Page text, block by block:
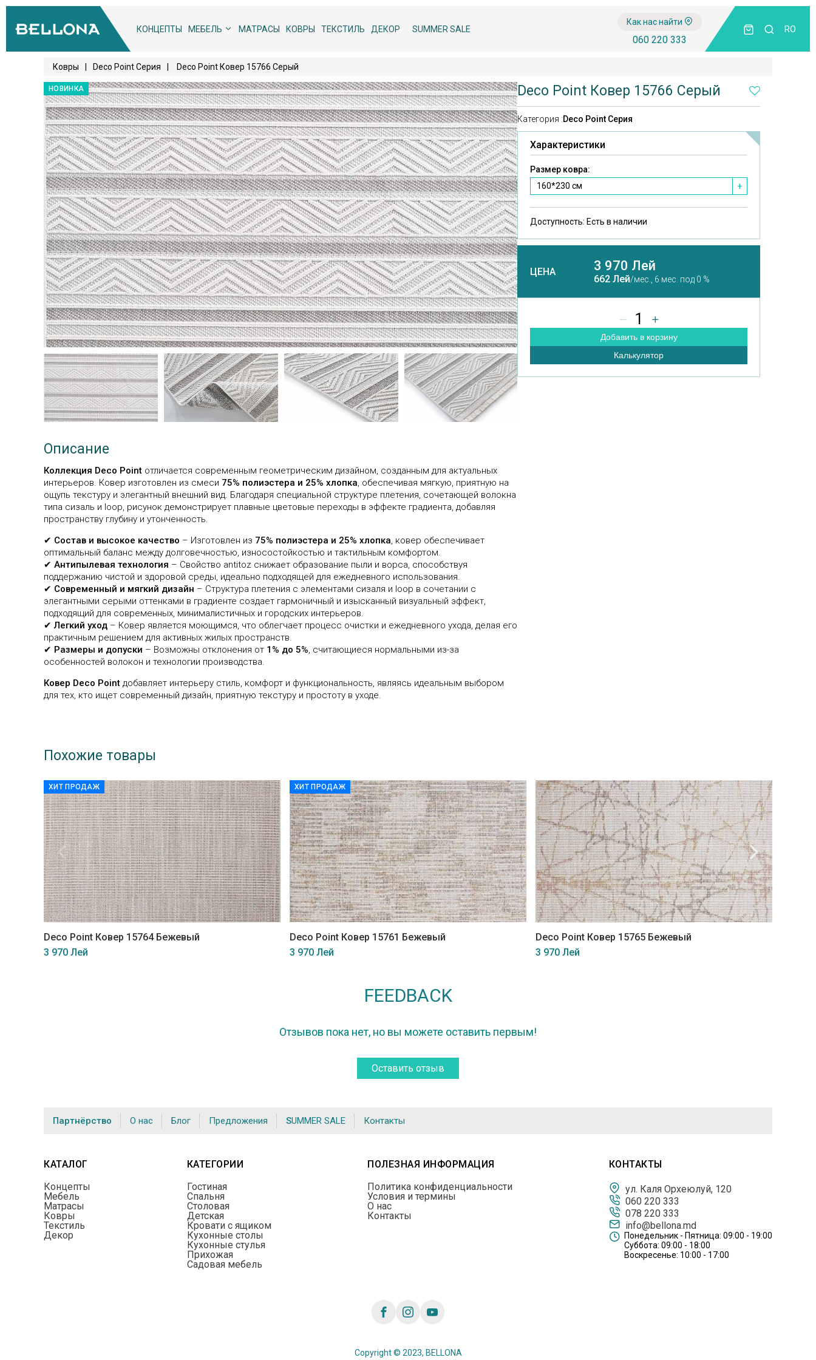
КОНЦЕПТЫ МЕБЕЛЬ МАТРАСЫ КОВРЫ ТЕКСТИЛЬ ДЕКОР SUMMER SALE
Как нас найти
060 220 333
RO
Ковры Deco Point Серия Deco Point Ковер 15766 Серый
НОВИНКА Deco Point Ковер 15766 Серый
Категория :Deco Point Серия
Характеристики
Размер ковра:
160*230 см
+
Доступность: Есть в наличии
ЦЕНА 3 970 Лей
662 Лей/мес., 6 мес. под 0 %
1
Добавить в корзину
Калькулятор
Описание
Коллекция Deco Point отличается современным геометрическим дизайном, созданным для актуальных
интерьеров. Ковер изготовлен из смеси 75% полиэстера и 25% хлопка , обеспечивая мягкую, приятную на
ощупь текстуру и элегантный внешний вид. Благодаря специальной структуре плетения, сочетающей волокна
типа сизаль и loop, рисунок демонстрирует плавные цветовые переходы в эффекте градиента, добавляя
пространству глубину и утонченность.
✔ Состав и высокое качество – Изготовлен из 75% полиэстера и 25% хлопка , ковер обеспечивает
оптимальный баланс между долговечностью, износостойкостью и тактильным комфортом.
✔ Антипылевая технология – Свойство antitoz снижает образование пыли и ворса, способствуя
поддержанию чистой и здоровой среды, идеально подходящей для ежедневного использования.
✔ Современный и мягкий дизайн – Структура плетения с элементами сизаля и loop в сочетании с
элегантными серыми оттенками в градиенте создает гармоничный и изысканный визуальный эффект,
подходящий для современных, минималистичных и городских интерьеров.
✔ Легкий уход – Ковер является моющимся, что облегчает процесс очистки и ежедневного ухода, делая его
практичным решением для активных жилых пространств.
✔ Размеры и допуски – Возможны отклонения от 1% до 5% , считающиеся нормальными из-за
особенностей волокон и технологии производства.
Ковер Deco Point добавляет интерьеру стиль, комфорт и функциональность, являясь идеальным выбором
для тех, кто ищет современный дизайн, приятную текстуру и простоту в уходе.
Похожие товары
ХИТ ПРОДАЖ
Deco Point Ковер 15764 Бежевый
3 970 Лей
ХИТ ПРОДАЖ
Deco Point Ковер 15761 Бежевый
3 970 Лей
Deco Point Ковер 15765 Бежевый
3 970 Лей
FEEDBACK
Отзывов пока нет, но вы можете оставить первым!
Оставить отзыв
Партнёрство О нас Блог Предложения SUMMER SALE Контакты
КАТАЛОГ
Концепты
Мебель
Матрасы
Ковры
Текстиль
Декор
КАТЕГОРИИ
Гостиная
Спальня
Столовая
Детская
Кровати с ящиком
Кухонные столы
Кухонные стулья
Прихожая
Садовая мебель
ПОЛЕЗНАЯ ИНФОРМАЦИЯ
Политика конфиденциальности
Условия и термины
О нас
Контакты
КОНТАКТЫ
ул. Каля Орхеюлуй, 120
060 220 333
078 220 333
info@bellona.md
Понедельник - Пятница: 09:00 - 19:00
Суббота: 09:00 - 18:00
Воскресенье: 10:00 - 17:00
Copyright © 2023, BELLONA